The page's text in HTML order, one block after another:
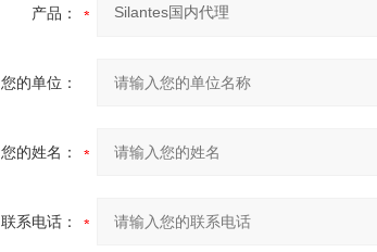
产品：
您的单位：
您的姓名：
联系电话：